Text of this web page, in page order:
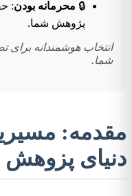
🔒 محرمانه بودن:
پژوهش شما.
شما.
مقدمه:
دنیای پزوهش (3)